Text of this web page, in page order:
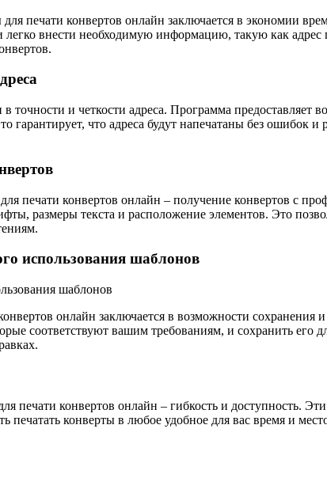
печати конвертов онлайн заключается в экономии
легко внести необходимую информацию, такую как
точности и четкости адреса. Программа предоставляет
гарантирует, что адреса будут напечатаны без
печати конвертов онлайн – получение конвертов с
размеры текста и расположение элементов. Это
использования шаблонов
онлайн заключается в возможности
соответствуют вашим требованиям, и сохранить его
печати конвертов онлайн – гибкость и доступность.
конверты в любое удобное для вас время и